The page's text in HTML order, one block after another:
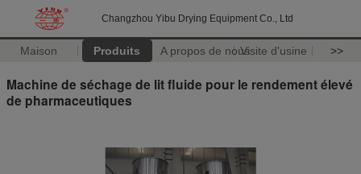
Changzhou Yibu Drying Equipment Co., Ltd
Maison Produits A propos de nousVisite d'usine >>
Machine de séchage de lit fluide pour le rendement élevé
de pharmaceutiques